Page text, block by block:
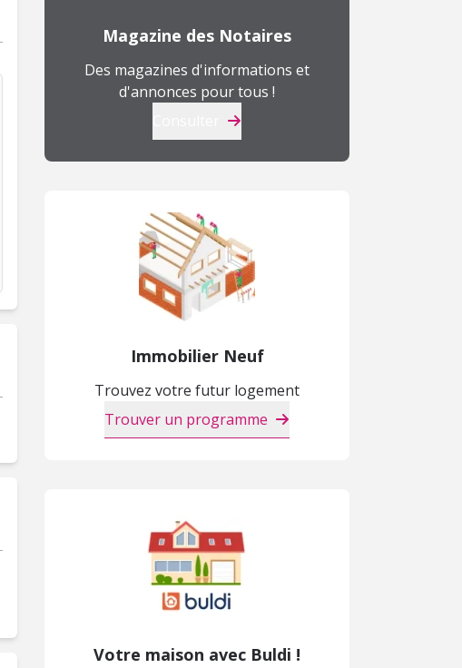
Magazine des Notaires
Des magazines d'informations et
d'annonces pour tous !
Immobilier Neuf
Trouvez votre futur logement
Trouver un programme
Votre maison avec Buldi !